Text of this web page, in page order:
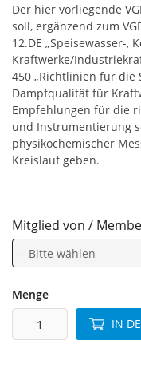
Der hier vorliegende
soll, ergänzend zum
12.DE „Speisewasser-
Kraftwerke/
450 „Richtlinien für die
Dampfqualität für
Empfehlungen für die
und Instrumentierung
physikochemischer
Kreislauf geben.
Mitglied von /
Menge
IN